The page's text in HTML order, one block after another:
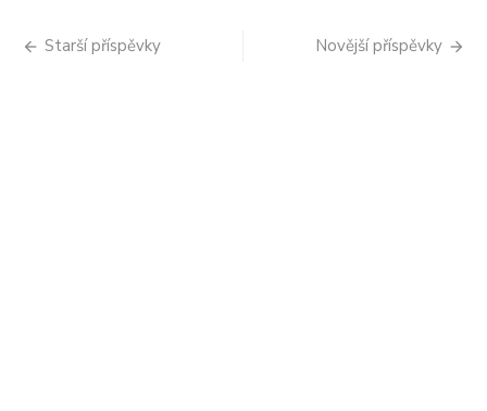
Navigace
Starší příspěvky Novější příspěvky